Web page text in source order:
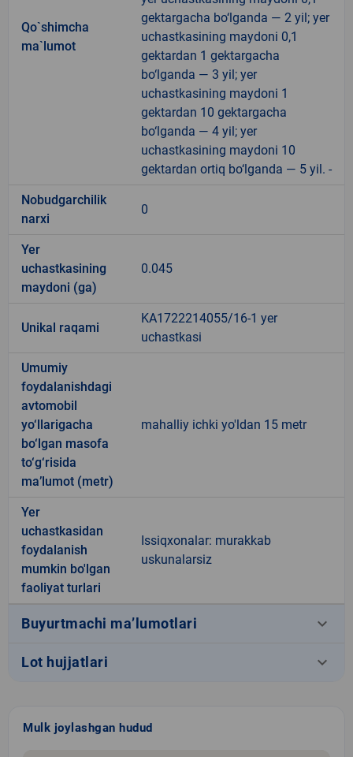
Qo`shimcha
ma`lumot
gektargacha bo‘lganda — 2 yil; yer
uchastkasining maydoni 0,1
gektardan 1 gektargacha
bo‘lganda — 3 yil; yer
uchastkasining maydoni 1
gektardan 10 gektargacha
bo‘lganda — 4 yil; yer
uchastkasining maydoni 10
gektardan ortiq bo‘lganda — 5 yil. -
Nobudgarchilik
narxi
0
Yer
uchastkasining
maydoni (ga)
0.045
Unikal raqami
KA1722214055/16-1 yer
uchastkasi
Umumiy
foydalanishdagi
avtomobil
yo‘llarigacha
bo‘lgan masofa
to‘g‘risida
ma’lumot (metr)
mahalliy ichki yo'ldan 15 metr
Yer
uchastkasidan
foydalanish
mumkin bo'lgan
faoliyat turlari
Issiqxonalar: murakkab
uskunalarsiz
Buyurtmachi ma’lumotlari keyboard_arrow_down
Lot hujjatlari keyboard_arrow_down
Mulk joylashgan hudud